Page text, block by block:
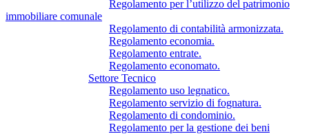
Regolamento per l’utilizzo del patrimonio
immobiliare comunale
Regolamento di contabilità armonizzata.
Regolamento economia.
Regolamento entrate.
Regolamento economato.
Settore Tecnico
Regolamento uso legnatico.
Regolamento servizio di fognatura.
Regolamento di condominio.
Regolamento per la gestione dei beni